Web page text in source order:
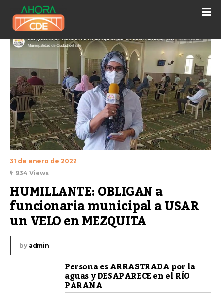
31 de enero de 2022
934 Views
HUMILLANTE: OBLIGAN a
funcionaria municipal a USAR
un VELO en MEZQUITA
by admin
Persona es ARRASTRADA por la
aguas y DESAPARECE en el RÍO
PARANA